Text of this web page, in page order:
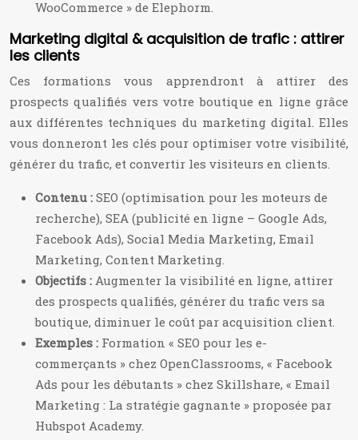
WooCommerce » de Elephorm.
Marketing digital & acquisition de trafic : attirer
les clients
Ces formations vous apprendront à attirer des
prospects qualifiés vers votre boutique en ligne grâce
aux différentes techniques du marketing digital. Elles
vous donneront les clés pour optimiser votre visibilité,
générer du trafic, et convertir les visiteurs en clients.
Contenu : SEO (optimisation pour les moteurs de
recherche), SEA (publicité en ligne – Google Ads,
Facebook Ads), Social Media Marketing, Email
Marketing, Content Marketing.
Objectifs : Augmenter la visibilité en ligne, attirer
des prospects qualifiés, générer du trafic vers sa
boutique, diminuer le coût par acquisition client.
Exemples : Formation « SEO pour les e-
commerçants » chez OpenClassrooms, « Facebook
Ads pour les débutants » chez Skillshare, « Email
Marketing : La stratégie gagnante » proposée par
Hubspot Academy.